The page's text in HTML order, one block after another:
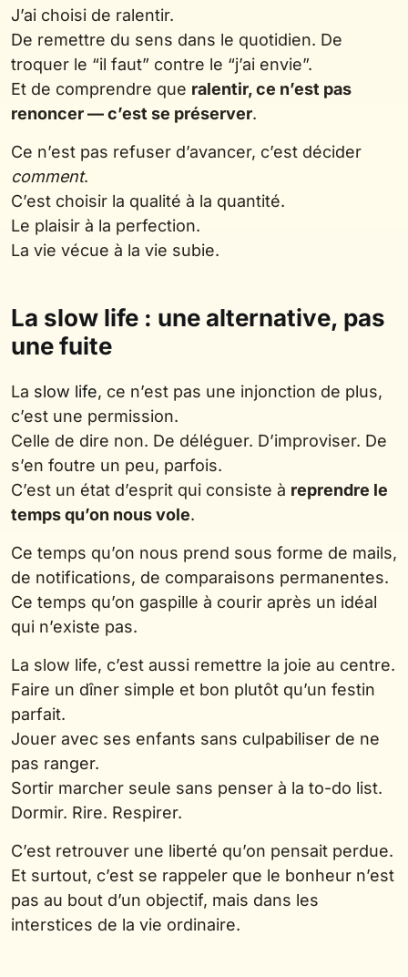
J’ai choisi de ralentir.
De remettre du sens dans le quotidien. De
troquer le “il faut” contre le “j’ai envie”.
Et de comprendre que ralentir, ce n’est pas
renoncer — c’est se préserver.
Ce n’est pas refuser d’avancer, c’est décider
comment.
C’est choisir la qualité à la quantité.
Le plaisir à la perfection.
La vie vécue à la vie subie.
La slow life : une alternative, pas
une fuite
La slow life, ce n’est pas une injonction de plus,
c’est une permission.
Celle de dire non. De déléguer. D’improviser. De
s’en foutre un peu, parfois.
C’est un état d’esprit qui consiste à reprendre le
temps qu’on nous vole.
Ce temps qu’on nous prend sous forme de mails,
de notifications, de comparaisons permanentes.
Ce temps qu’on gaspille à courir après un idéal
qui n’existe pas.
La slow life, c’est aussi remettre la joie au centre.
Faire un dîner simple et bon plutôt qu’un festin
parfait.
Jouer avec ses enfants sans culpabiliser de ne
pas ranger.
Sortir marcher seule sans penser à la to-do list.
Dormir. Rire. Respirer.
C’est retrouver une liberté qu’on pensait perdue.
Et surtout, c’est se rappeler que le bonheur n’est
pas au bout d’un objectif, mais dans les
interstices de la vie ordinaire.